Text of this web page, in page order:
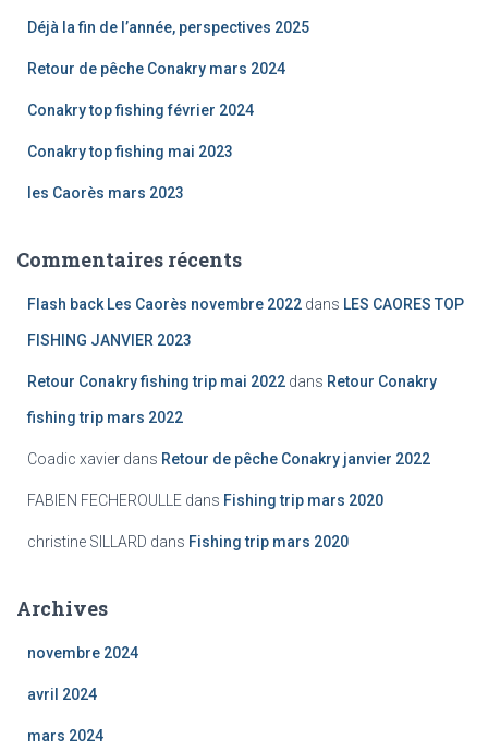
Déjà la fin de l’année, perspectives 2025
Retour de pêche Conakry mars 2024
Conakry top fishing février 2024
Conakry top fishing mai 2023
les Caorès mars 2023
Commentaires récents
Flash back Les Caorès novembre 2022 dans LES CAORES TOP
FISHING JANVIER 2023
Retour Conakry fishing trip mai 2022 dans Retour Conakry
fishing trip mars 2022
Coadic xavier dans Retour de pêche Conakry janvier 2022
FABIEN FECHEROULLE dans Fishing trip mars 2020
christine SILLARD dans Fishing trip mars 2020
Archives
novembre 2024
avril 2024
mars 2024